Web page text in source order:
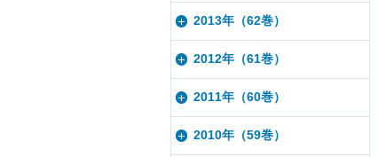
2013年（62巻）
2012年（61巻）
2011年（60巻）
2010年（59巻）